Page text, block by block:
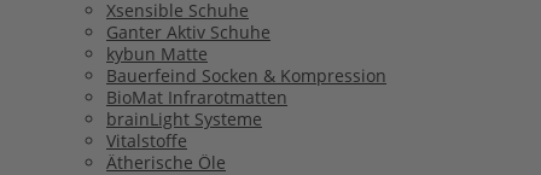
Xsensible Schuhe
Ganter Aktiv Schuhe
kybun Matte
Bauerfeind Socken & Kompression
BioMat Infrarotmatten
brainLight Systeme
Vitalstoffe
Ätherische Öle